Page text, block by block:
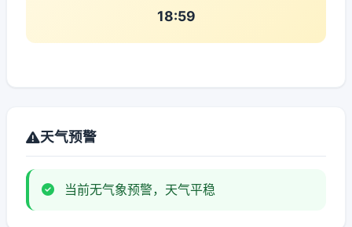
18:59
天气预警
当前无气象预警，天气平稳